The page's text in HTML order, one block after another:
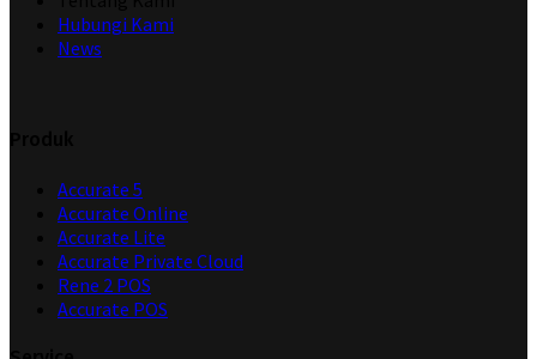
Hubungi Kami
News
Accurate 5
Accurate Online
Accurate Lite
Accurate Private Cloud
Rene 2 POS
Accurate POS